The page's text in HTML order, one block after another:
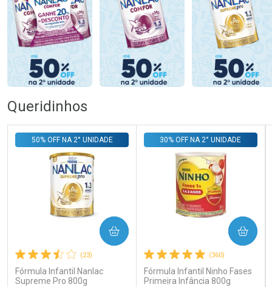
Queridinhos
(23)
Fórmula Infantil Nanlac
Supreme Pro 800g
50% OFF NA 2° UNIDADE
COMPRAR
(360)
Fórmula Infantil Ninho Fases
Primeira Infância 800g
30% OFF NA 2° UNIDADE
COMPRAR